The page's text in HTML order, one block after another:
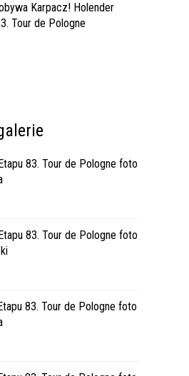
Karpacz! Holender
Tour de Pologne
83. Tour de Pologne foto
83. Tour de Pologne foto
83. Tour de Pologne foto